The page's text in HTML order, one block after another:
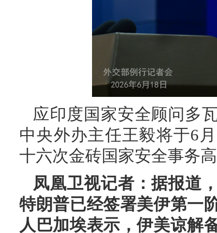
应印度国家安全顾问多
中央外办主任王毅将于6
十六次金砖国家安全事务
凤凰卫视记者：据报道
特朗普已经签署美伊第一
人巴加埃表示，伊美谅解